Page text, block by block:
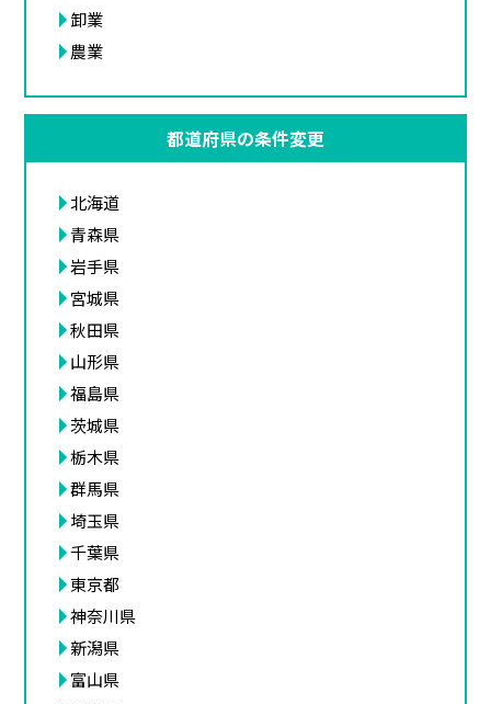
卸業
農業
都道府県の条件変更
北海道
青森県
岩手県
宮城県
秋田県
山形県
福島県
茨城県
栃木県
群馬県
埼玉県
千葉県
東京都
神奈川県
新潟県
富山県